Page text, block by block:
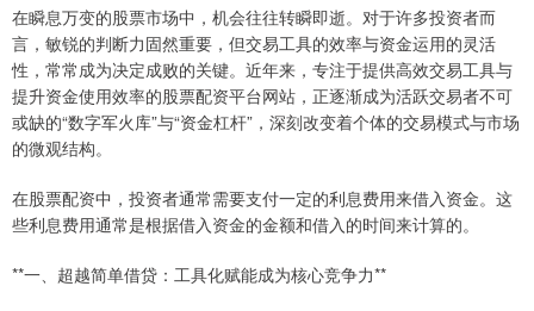
在瞬息万变的股票市场中，机会往往转瞬即逝。对于许多投资者而
言，敏锐的判断力固然重要，但交易工具的效率与资金运用的灵活
性，常常成为决定成败的关键。近年来，专注于提供高效交易工具与
提升资金使用效率的股票配资平台网站，正逐渐成为活跃交易者不可
或缺的“数字军火库”与“资金杠杆”，深刻改变着个体的交易模式与市场
的微观结构。
在股票配资中，投资者通常需要支付一定的利息费用来借入资金。这
些利息费用通常是根据借入资金的金额和借入的时间来计算的。
**一、超越简单借贷：工具化赋能成为核心竞争力**